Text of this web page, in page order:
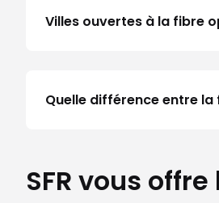
Villes ouvertes à la fibre
Quelle différence entre la
SFR vous